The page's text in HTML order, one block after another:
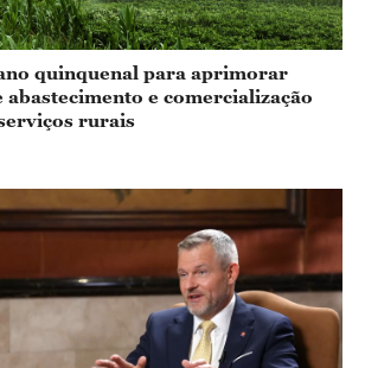
quinquenal para aprimorar
abastecimento e comercialização
rurais